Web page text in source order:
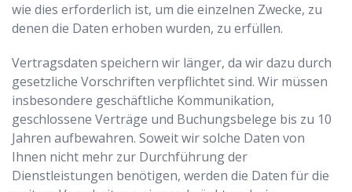
wie dies erforderlich ist, um die einzelnen Zwecke, zu
denen die Daten erhoben wurden, zu erfüllen.
Vertragsdaten speichern wir länger, da wir dazu durch
gesetzliche Vorschriften verpflichtet sind. Wir müssen
insbesondere geschäftliche Kommunikation,
geschlossene Verträge und Buchungsbelege bis zu 10
Jahren aufbewahren. Soweit wir solche Daten von
Ihnen nicht mehr zur Durchführung der
Dienstleistungen benötigen, werden die Daten für die